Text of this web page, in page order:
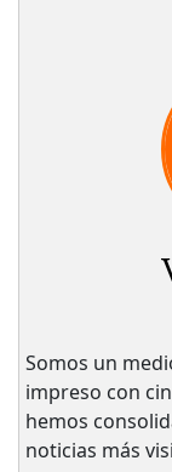
Somos un
impreso con
hemos
noticias más